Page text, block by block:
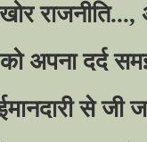
राजनीति...,
अपना दर्द
से जी